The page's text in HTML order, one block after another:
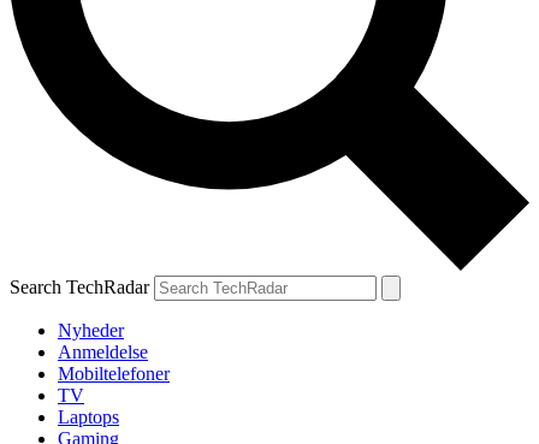
Search TechRadar
Nyheder
Anmeldelse
Mobiltelefoner
TV
Laptops
Gaming